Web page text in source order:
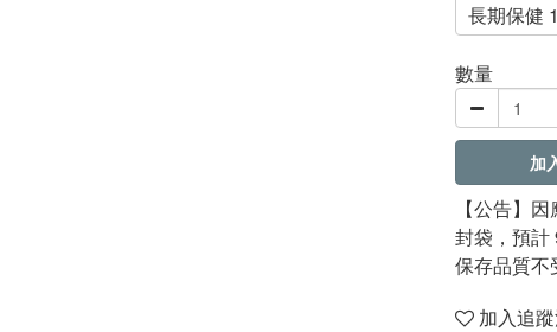
長期保健
數量
加
【公告】
封袋，預計
保存品質不
加入追